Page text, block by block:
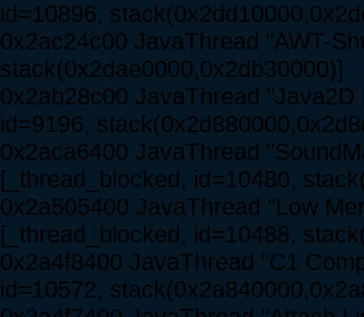
id=10896,
0x2ac24c00 JavaThread "AWT-
stack(0x2dae0000,0x2db30000)]
0x2ab28c00 JavaThread
id=9196,
0x2aca6400 JavaThread
[_thread_blocked, id=10480,
0x2a505400 JavaThread "Low
[_thread_blocked, id=10488,
0x2a4f8400 JavaThread "C1
id=10572,